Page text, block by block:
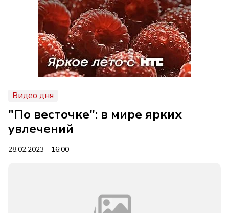
Видео дня
"По весточке": в мире ярких
увлечений
28.02.2023 - 16:00